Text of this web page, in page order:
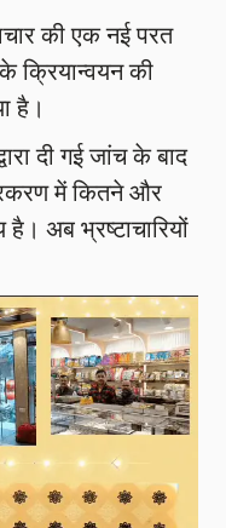
की एक नई परत
क्रियान्वयन की
है।
दी गई जांच के बाद
में कितने और
अब भ्रष्टाचारियों